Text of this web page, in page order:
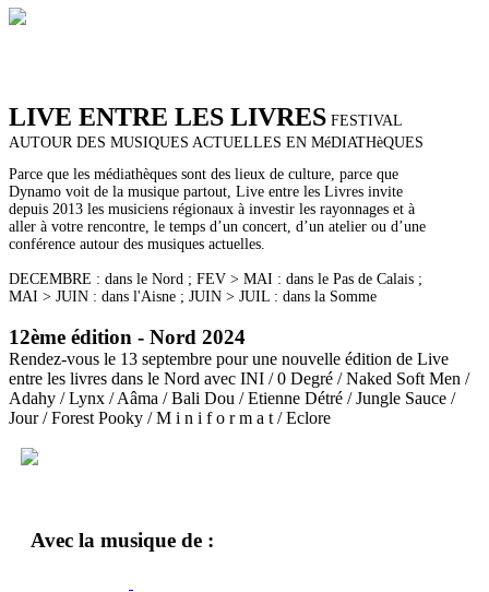
LIVE ENTRE LES LIVRES FESTIVAL
AUTOUR DES MUSIQUES ACTUELLES EN MéDIATHèQUES
Parce que les médiathèques sont des lieux de culture, parce que
Dynamo voit de la musique partout, Live entre les Livres invite
depuis 2013 les musiciens régionaux à investir les rayonnages et à
aller à votre rencontre, le temps d’un concert, d’un atelier ou d’une
conférence autour des musiques actuelles.
DECEMBRE : dans le Nord ; FEV > MAI : dans le Pas de Calais ;
MAI > JUIN : dans l'Aisne ; JUIN > JUIL : dans la Somme
12ème édition - Nord 2024
Rendez-vous le 13 septembre pour une nouvelle édition de Live
entre les livres dans le Nord avec INI / 0 Degré / Naked Soft Men /
Adahy / Lynx / Aâma / Bali Dou / Etienne Détré / Jungle Sauce /
Jour / Forest Pooky / M i n i f o r m a t / Eclore
Avec la musique de :